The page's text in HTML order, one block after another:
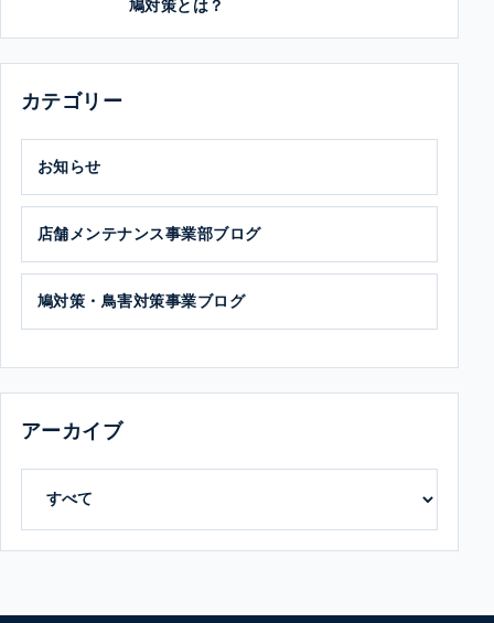
鳩対策とは？
カテゴリー
お知らせ
店舗メンテナンス事業部ブログ
鳩対策・鳥害対策事業ブログ
アーカイブ